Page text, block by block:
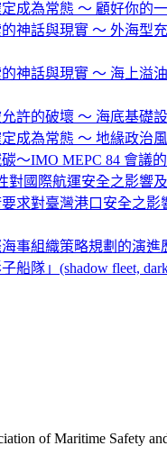
成為常態 ～ 顧好你的
神話與現實 ～ 外海型
神話與現實 ～ 海上溢
許的破壞 ～ 海底基礎
成為常態 ～ 地緣政治
～IMO MEPC 84 會議
對國際航運安全之影響
求對臺灣港口安全之
事組織策略規劃的演進
船隊」(shadow fleet,
of Maritime Safety